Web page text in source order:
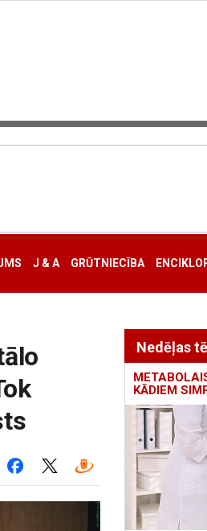
J & A GRŪTNIECĪBA
Nedēļas
KĀDIEM